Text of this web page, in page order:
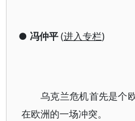
● 冯仲平(进入专栏)
乌克兰危机首先是个
在欧洲的一场冲突。